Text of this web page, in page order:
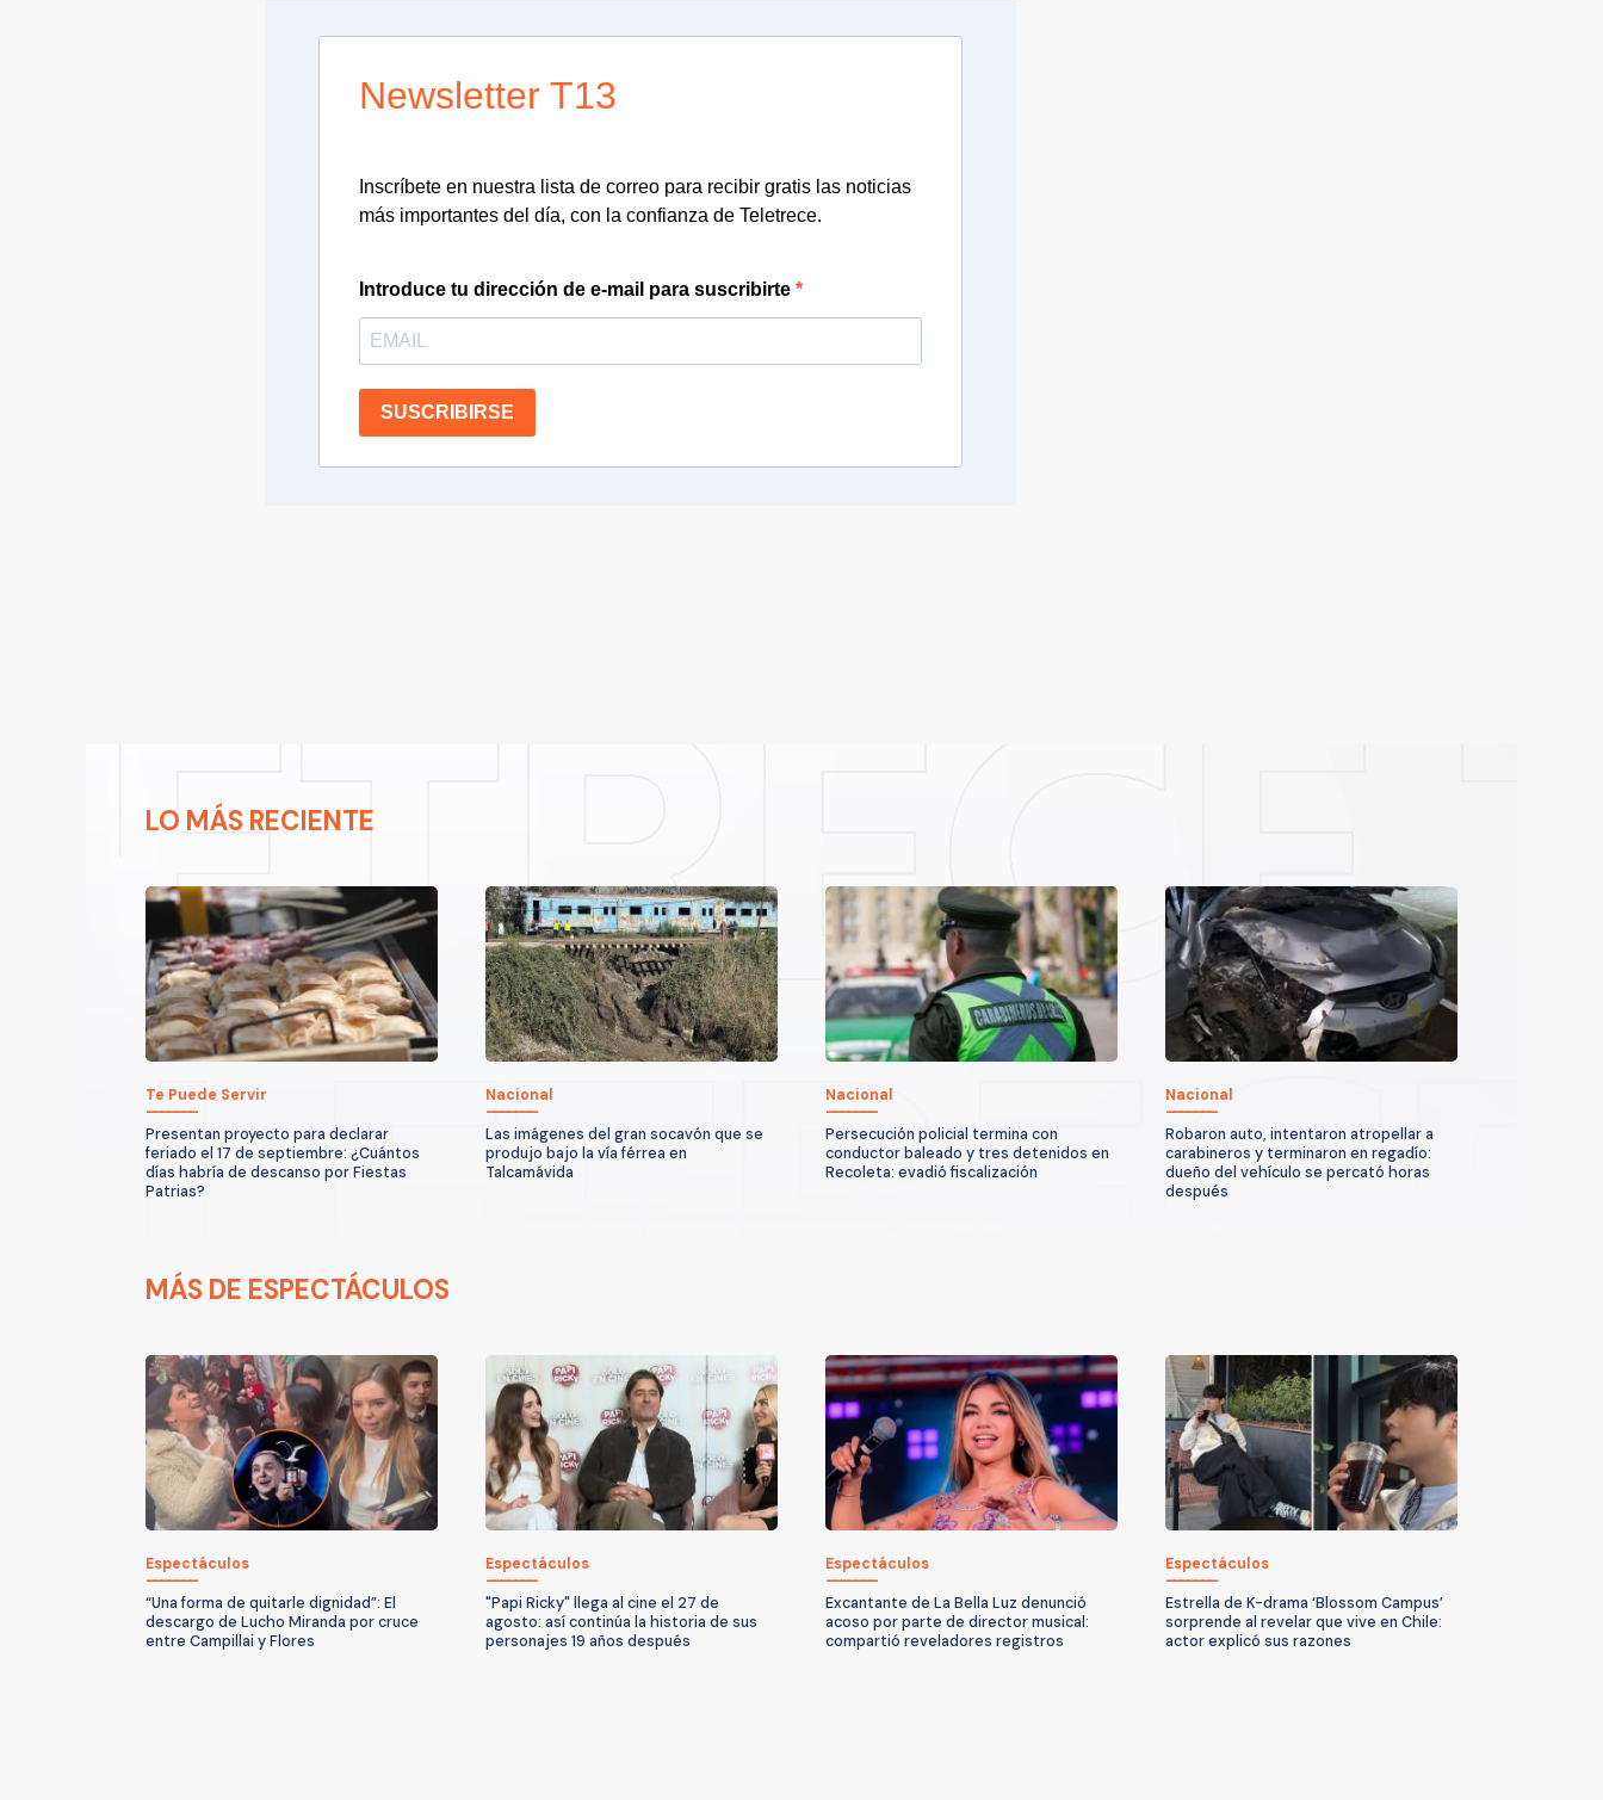
Newsletter T13
Inscríbete en nuestra lista de correo para recibir gratis las noticias
más importantes del día, con la confianza de Teletrece.
Introduce tu dirección de e-mail para suscribirte
SUSCRIBIRSE
LO MÁS RECIENTE
Te Puede Servir
Presentan proyecto para declarar
feriado el 17 de septiembre: ¿Cuántos
días habría de descanso por Fiestas
Patrias?
Nacional
Las imágenes del gran socavón que se
produjo bajo la vía férrea en
Talcamávida
Nacional
Persecución policial termina con
conductor baleado y tres detenidos en
Recoleta: evadió fiscalización
Nacional
Robaron auto, intentaron atropellar a
carabineros y terminaron en regadío:
dueño del vehículo se percató horas
después
MÁS DE ESPECTÁCULOS
Espectáculos
“Una forma de quitarle dignidad”: El
descargo de Lucho Miranda por cruce
entre Campillai y Flores
Espectáculos
"Papi Ricky" llega al cine el 27 de
agosto: así continúa la historia de sus
personajes 19 años después
Espectáculos
Excantante de La Bella Luz denunció
acoso por parte de director musical:
compartió reveladores registros
Espectáculos
Estrella de K-drama ‘Blossom Campus’
sorprende al revelar que vive en Chile:
actor explicó sus razones